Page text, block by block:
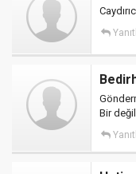
Bir